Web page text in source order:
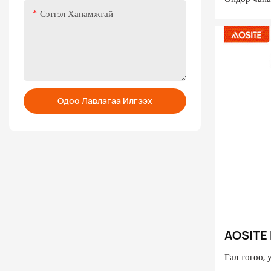
Сэтгэл Ханамжтай
Одоо Лавлагаа Илгээх
бүх
хаалгыг
Гал тогоо,